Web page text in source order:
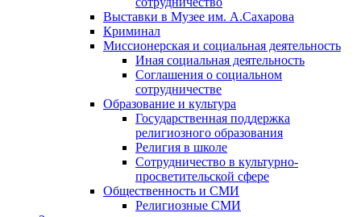
Выставки в Музее им. А.Сахарова
Криминал
Миссионерская и социальная деятельность
Иная социальная деятельность
Соглашения о социальном
сотрудничестве
Образование и культура
Государственная поддержка
религиозного образования
Религия в школе
Сотрудничество в культурно-
просветительской сфере
Общественность и СМИ
Религиозные СМИ